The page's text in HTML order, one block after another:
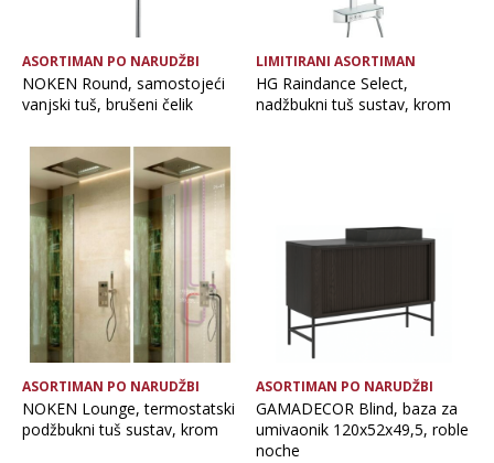
ASORTIMAN PO NARUDŽBI
NOKEN Round, samostojeći
vanjski tuš, brušeni čelik
LIMITIRANI ASORTIMAN
HG Raindance Select,
nadžbukni tuš sustav, krom
ASORTIMAN PO NARUDŽBI
NOKEN Lounge, termostatski
podžbukni tuš sustav, krom
ASORTIMAN PO NARUDŽBI
GAMADECOR Blind, baza za
umivaonik 120x52x49,5, roble
noche